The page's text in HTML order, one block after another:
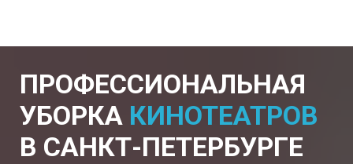
ПРОФЕССИОНАЛЬНАЯ
УБОРКА КИНОТЕАТРОВ
В САНКТ-ПЕТЕРБУРГЕ